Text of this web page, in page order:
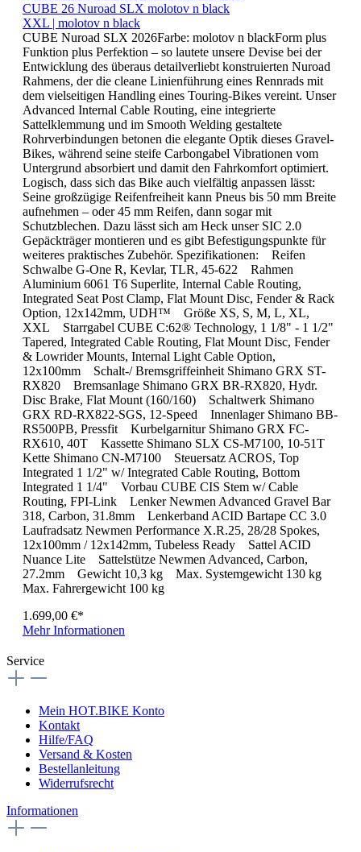
CUBE 26 Nuroad SLX molotov n black
XXL | molotov n black
CUBE Nuroad SLX 2026Farbe: molotov n blackForm plus
Funktion plus Perfektion – so lautete unsere Devise bei der
Entwicklung des überaus detailverliebt konstruierten Nuroad
Rahmens, der die cleane Linienführung eines Rennrads mit
dem vielseitigen Handling eines Touring-Bikes vereint. Unser
Advanced Internal Cable Routing, eine integrierte
Sattelklemmung und im Smooth Welding gestaltete
Rohrverbindungen betonen die elegante Optik dieses Gravel-
Bikes, während seine steife Carbongabel Vibrationen vom
Untergrund absorbiert und damit den Fahrkomfort optimiert.
Logisch, dass sich das Bike auch vielfältig anpassen lässt:
Seine großzügige Reifenfreiheit kann Pneus bis 50 mm Breite
aufnehmen – oder 45 mm Reifen, dann sogar mit
Schutzblechen. Dazu lässt sich am Heck unser SIC 2.0
Gepäckträger montieren und es gibt Befestigungspunkte für
weiteres praktisches Zubehör. Spezifikationen: Reifen
Schwalbe G-One R, Kevlar, TLR, 45-622 Rahmen
Aluminium 6061 T6 Superlite, Internal Cable Routing,
Integrated Seat Post Clamp, Flat Mount Disc, Fender & Rack
Option, 12x142mm, UDH™ Größe XS, S, M, L, XL,
XXL Starrgabel CUBE C:62® Technology, 1 1/8" - 1 1/2"
Tapered, Integrated Cable Routing, Flat Mount Disc, Fender
& Lowrider Mounts, Internal Light Cable Option,
12x100mm Schalt-/ Bremsgriffeinheit Shimano GRX ST-
RX820 Bremsanlage Shimano GRX BR-RX820, Hydr.
Disc Brake, Flat Mount (160/160) Schaltwerk Shimano
GRX RD-RX822-SGS, 12-Speed Innenlager Shimano BB-
RS500PB, Pressfit Kurbelgarnitur Shimano GRX FC-
RX610, 40T Kassette Shimano SLX CS-M7100, 10-51T
Kette Shimano CN-M7100 Steuersatz ACROS, Top
Integrated 1 1/2" w/ Integrated Cable Routing, Bottom
Integrated 1 1/4" Vorbau CUBE CIS Stem w/ Cable
Routing, FPI-Link Lenker Newmen Advanced Gravel Bar
318, Carbon, 31.8mm Lenkerband ACID Bartape CC 3.0
Laufradsatz Newmen Performance X.R.25, 28/28 Spokes,
12x100mm / 12x142mm, Tubeless Ready Sattel ACID
Nuance Lite Sattelstütze Newmen Advanced, Carbon,
27.2mm Gewicht 10,3 kg Max. Systemgewicht 130 kg
Max. Fahrergewicht 100 kg
1.699,00 €*
Mehr Informationen
Service
Mein HOT.BIKE Konto
Kontakt
Hilfe/FAQ
Versand & Kosten
Bestellanleitung
Widerrufsrecht
Informationen